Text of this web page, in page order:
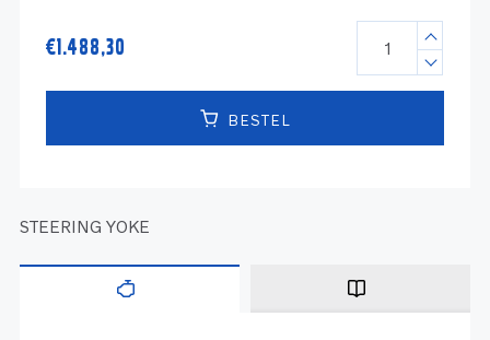
€1.488,30
BESTEL
STEERING YOKE